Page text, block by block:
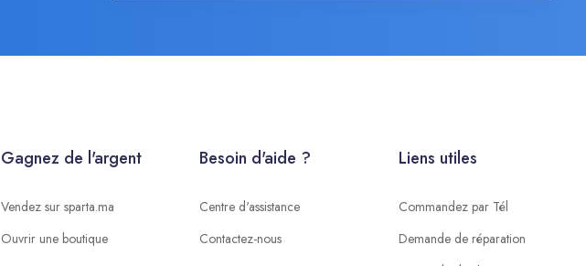
Gagnez de l'argent
Vendez sur sparta.ma
Ouvrir une boutique
Besoin d'aide ?
Centre d'assistance
Contactez-nous
Liens utiles
Commandez par Tél
Demande de réparation